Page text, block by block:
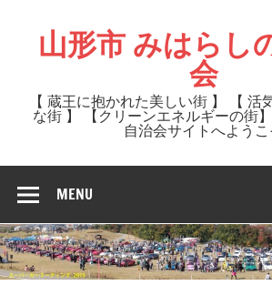
content山形市 みはらし
会
【 蔵王に抱かれた美しい街 】 【 活
な街 】 【クリーンエネルギーの街
自治会サイトへようこ
MENU